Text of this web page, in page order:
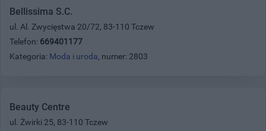
Bellissima S.C.
ul. Al. Zwycięstwa 20/72, 83-110 Tczew
Telefon: 669401177
Kategoria: Moda i uroda, numer: 2803
Beauty Centre
ul. Żwirki 25, 83-110 Tczew